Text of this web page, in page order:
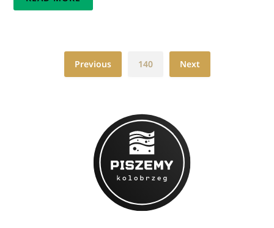
Previous 140 Next